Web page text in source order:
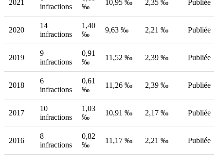
2021
infractions
‰
10,95 ‰ 2,35 ‰ Publiée
2020
14
infractions
1,40
‰
9,63 ‰ 2,21 ‰ Publiée
2019
9
infractions
0,91
‰
11,52 ‰ 2,39 ‰ Publiée
2018
6
infractions
0,61
‰
11,26 ‰ 2,39 ‰ Publiée
2017
10
infractions
1,03
‰
10,91 ‰ 2,17 ‰ Publiée
2016
8
infractions
0,82
‰
11,17 ‰ 2,21 ‰ Publiée